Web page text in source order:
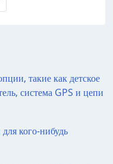
такие как детское
система GPS и цепи
кого-нибудь